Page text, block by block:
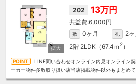
202 13万円
6,000円
敷 0ヶ月 礼
2ヶ
2階 2LDK（67.4ｍ 2）
LINE問い合わせオンライン内見オンライン
ーカー物件多数取り扱い店当店掲載物件以外もまとめて